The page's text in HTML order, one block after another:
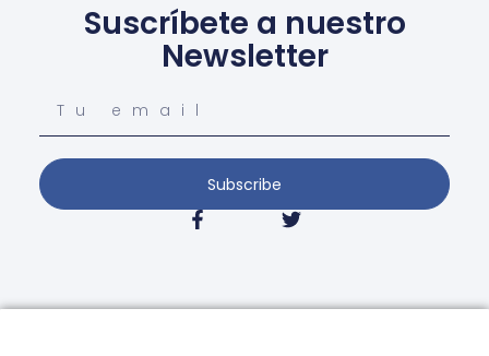
Suscríbete a nuestro
Newsletter
Subscribe